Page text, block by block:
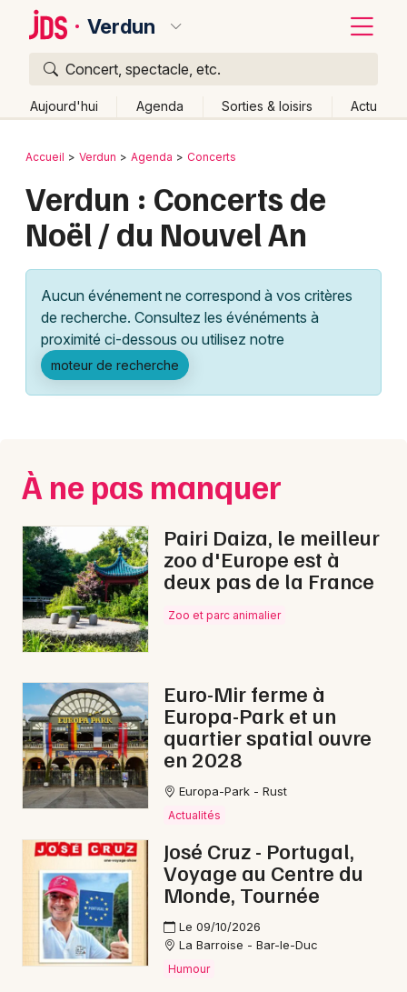
Verdun
Concert, spectacle, etc.
Aujourd'hui Agenda Sorties & loisirs Actu
Publier un événement
Grands événements
Activité & Expérience
Manifestations
Foires & salons
Concerts
Sports
Soirées
Sorties famille
Sorties & loisirs
Concerts de Noël dans la Meuse
Concerts de Noël en Lorraine
Concerts de Noël dans le Grand Est
Newsletter des sorties
Bordeaux
Colmar
Lille
Lyon
Marseille
Mulhouse
Nice
Paris
Strasbourg
Toulouse
Toutes les villes
Retour
Accueil Verdun Agenda Concerts
Verdun : Concerts de
Noël / du Nouvel An
Aucun événement ne correspond à vos critères
de recherche. Consultez les événéments à
proximité ci-dessous ou utilisez notre
moteur de recherche
À ne pas manquer
Pairi Daiza, le meilleur
zoo d'Europe est à
deux pas de la France
Zoo et parc animalier
Euro-Mir ferme à
Europa-Park et un
quartier spatial ouvre
en 2028
Europa-Park - Rust
Actualités
José Cruz - Portugal,
Voyage au Centre du
Monde, Tournée
Le 09/10/2026
La Barroise - Bar-le-Duc
Humour
Quoi ?
Où ?
Près de moi
Changer de lieu
Quand ?
Effacer les dates
Aujourd'hui
Demain Ce week-end Autre